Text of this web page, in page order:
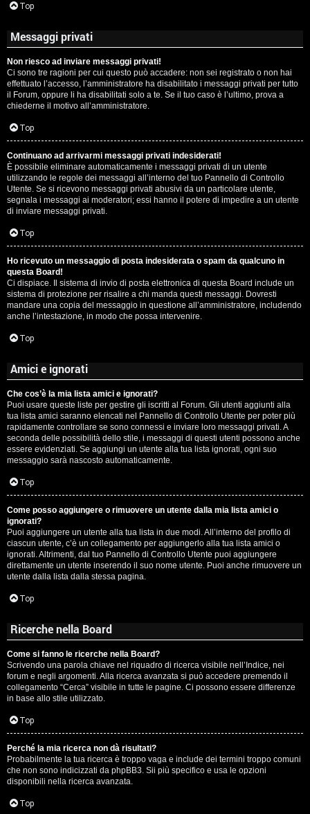
Top
Messaggi privati
Non riesco ad inviare messaggi privati!
Ci sono tre ragioni per cui questo può accadere: non sei registrato o non hai
effettuato l’accesso, l’amministratore ha disabilitato i messaggi privati per tutto
il Forum, oppure li ha disabilitati solo a te. Se il tuo caso è l’ultimo, prova a
chiederne il motivo all’amministratore.
Top
Continuano ad arrivarmi messaggi privati indesiderati!
È possibile eliminare automaticamente i messaggi privati ​​di un utente
utilizzando le regole dei messaggi all’interno del tuo Pannello di Controllo
Utente. Se si ricevono messaggi privati ​​abusivi da un particolare utente,
segnala i messaggi ai moderatori; essi hanno il potere di impedire a un utente
di inviare messaggi privati​​.
Top
Ho ricevuto un messaggio di posta indesiderata o spam da qualcuno in
questa Board!
Ci dispiace. Il sistema di invio di posta elettronica di questa Board include un
sistema di protezione per risalire a chi manda questi messaggi. Dovresti
mandare una copia del messaggio in questione all’amministratore, includendo
anche l’intestazione, in modo che possa intervenire.
Top
Amici e ignorati
Che cos’è la mia lista amici e ignorati?
Puoi usare queste liste per gestire gli iscritti al Forum. Gli utenti aggiunti alla
tua lista amici saranno elencati nel Pannello di Controllo Utente per poter più
rapidamente controllare se sono connessi e inviare loro messaggi privati. A
seconda delle possibilità dello stile, i messaggi di questi utenti possono anche
essere evidenziati. Se aggiungi un utente alla tua lista ignorati, ogni suo
messaggio sarà nascosto automaticamente.
Top
Come posso aggiungere o rimuovere un utente dalla mia lista amici o
ignorati?
Puoi aggiungere un utente alla tua lista in due modi. All’interno del profilo di
ciascun utente, c’è un collegamento per aggiungerlo alla tua lista amici o
ignorati. Altrimenti, dal tuo Pannello di Controllo Utente puoi aggiungere
direttamente un utente inserendo il suo nome utente. Puoi anche rimuovere un
utente dalla lista dalla stessa pagina.
Top
Ricerche nella Board
Come si fanno le ricerche nella Board?
Scrivendo una parola chiave nel riquadro di ricerca visibile nell’Indice, nei
forum e negli argomenti. Alla ricerca avanzata si può accedere premendo il
collegamento “Cerca” visibile in tutte le pagine. Ci possono essere differenze
in base allo stile utilizzato.
Top
Perché la mia ricerca non dà risultati?
Probabilmente la tua ricerca è troppo vaga e include dei termini troppo comuni
che non sono indicizzati da phpBB3. Sii più specifico e usa le opzioni
disponibili nella ricerca avanzata.
Top